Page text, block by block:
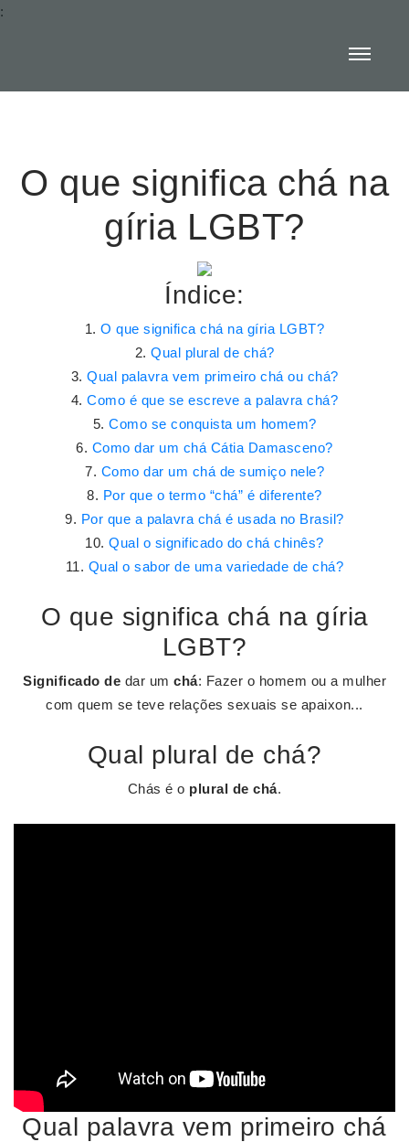
:
O que significa chá na
gíria LGBT?
Índice:
O que significa chá na gíria LGBT?
Qual plural de chá?
Qual palavra vem primeiro chá ou chá?
Como é que se escreve a palavra chá?
Como se conquista um homem?
Como dar um chá Cátia Damasceno?
Como dar um chá de sumiço nele?
Por que o termo “chá” é diferente?
Por que a palavra chá é usada no Brasil?
Qual o significado do chá chinês?
Qual o sabor de uma variedade de chá?
O que significa chá na gíria
LGBT?
Significado de dar um chá: Fazer o homem ou a mulher
com quem se teve relações sexuais se apaixon...
Qual plural de chá?
Chás é o plural de chá.
Qual palavra vem primeiro chá